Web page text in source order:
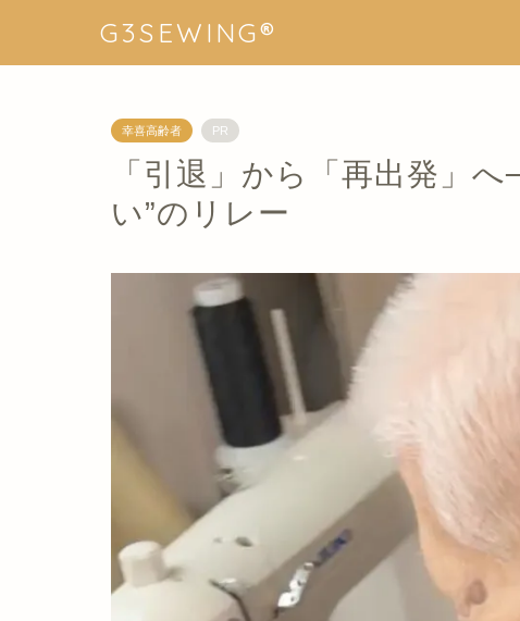
G3SEWING®︎
幸喜高齢者 PR
「引退」から「再出発」
い”のリレー